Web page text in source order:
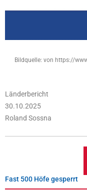
Bildquelle: von https://
Länderbericht
30.10.2025
Roland Sossna
Fast 500 Höfe gesperrt